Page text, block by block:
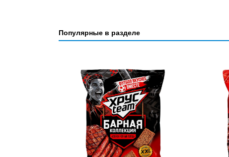
Популярные в разделе